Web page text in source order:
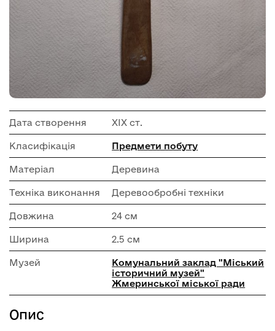
Дата створення ХІХ ст.
Класифікація Предмети побуту
Матеріал Деревина
Техніка виконання Деревообробні техніки
Довжина 24 см
Ширина 2.5 см
Музей
Комунальний заклад "Mіський
історичний музей"
Жмеринської міської ради
Опис